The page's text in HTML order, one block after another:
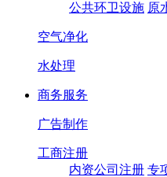
公共环卫设施 原
空气净化
水处理
商务服务
广告制作
工商注册
内资公司注册 专